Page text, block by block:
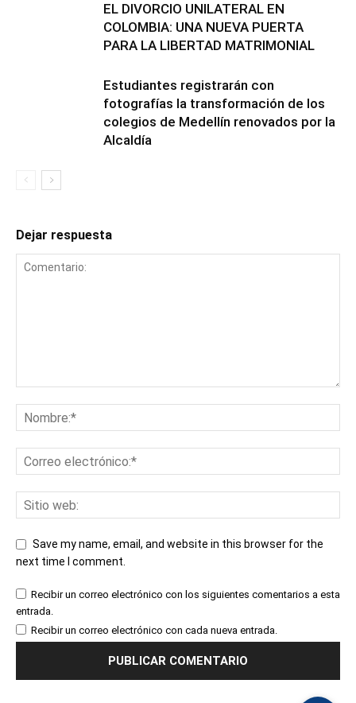
EL DIVORCIO UNILATERAL EN
COLOMBIA: UNA NUEVA PUERTA
PARA LA LIBERTAD MATRIMONIAL
Estudiantes registrarán con
fotografías la transformación de los
colegios de Medellín renovados por la
Alcaldía
Dejar respuesta
Save my name, email, and website in this browser for the
next time I comment.
Recibir un correo electrónico con los siguientes comentarios a esta
entrada.
Recibir un correo electrónico con cada nueva entrada.